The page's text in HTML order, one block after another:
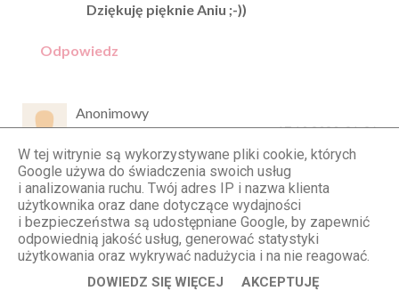
Dziękuję pięknie Aniu ;-))
Odpowiedz
Anonimowy
17.10.2020, 21:36
Olu, mogłabyś zdradzić skąd taka piękna koszula
i spodnie? Świetne zestawienie ��
Odpowiedz
Odpowiedzi
STYLOLY Aleksandra Marzęda
W tej witrynie są wykorzystywane pliki cookie, których
Google używa do świadczenia swoich usług
i analizowania ruchu. Twój adres IP i nazwa klienta
użytkownika oraz dane dotyczące wydajności
i bezpieczeństwa są udostępniane Google, by zapewnić
odpowiednią jakość usług, generować statystyki
użytkowania oraz wykrywać nadużycia i na nie reagować.
DOWIEDZ SIĘ WIĘCEJ AKCEPTUJĘ